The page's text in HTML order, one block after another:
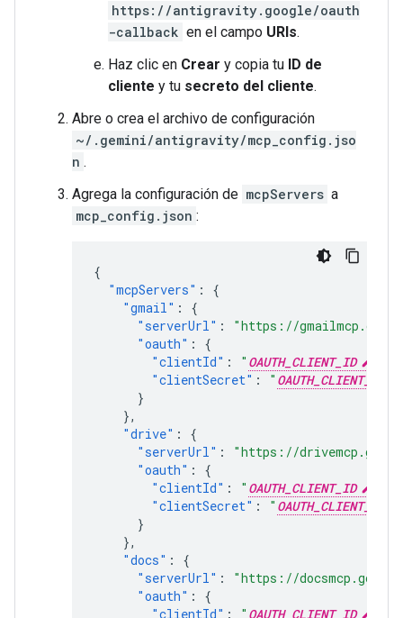
https://antigravity.google/oauth
-callback en el campo URIs.
Haz clic en Crear y copia tu ID de
cliente y tu secreto del cliente.
Abre o crea el archivo de configuración
~/.gemini/antigravity/mcp_config.jso
n .
Agrega la configuración de mcpServers a
mcp_config.json :
{
"mcpServers" :
{
"gmail" :
{
"serverUrl" :
"https://
"oauth" :
{
"clientId" : " OAUTH_CLIENT_ID
"clientSecret" : "
}
},
"drive" :
{
"serverUrl" :
"https://
"oauth" :
{
"clientId" : " OAUTH_CLIENT_ID
"clientSecret" : "
}
},
"docs" :
{
"serverUrl" :
"https://
"oauth" :
{
"clientId" : " OAUTH_CLIENT_ID